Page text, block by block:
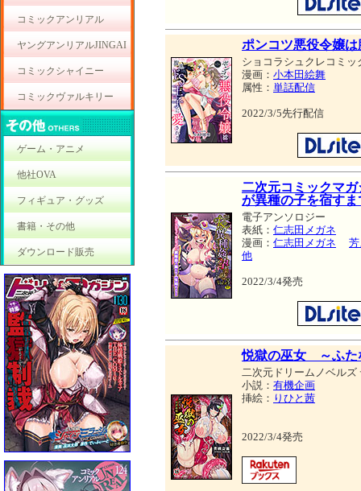
コミックアンリアル
ヤングアンリアルJINGAI
コミックシャイニー
コミックヴァルキリー
ゲーム・アニメ
他社OVA
フィギュア・グッズ
書籍・その他
ダウンロード販売
ポンコツ悪役令嬢
ショコラシュクレコミッ
漫画： 小本田絵舞
属性： 単話配信
2022/3/5先行配信
二次元コミックマ
が異種の子を宿すま
電子アンソロジー
表紙： 仁志田メガネ
漫画： 仁志田メガネ
他
2022/3/4発売
悦獄の巫女 ～ふた
二次元ドリームノベルズ
小説： 有機企画
挿絵： りひと茜
2022/3/4発売